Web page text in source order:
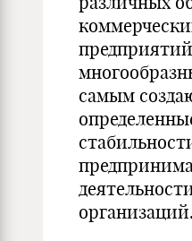
самым
организаций.